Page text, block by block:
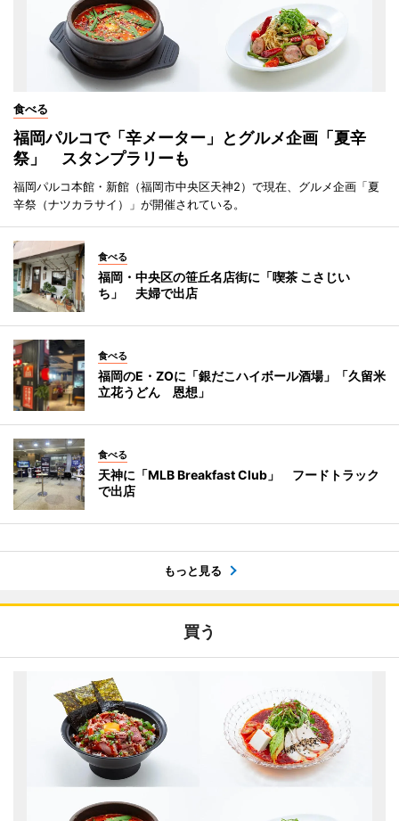
食べる
福岡パルコで「辛メーター」とグルメ企画「夏辛
祭」 スタンプラリーも
福岡パルコ本館・新館（福岡市中央区天神2）で現在、グルメ企画「夏
辛祭（ナツカラサイ）」が開催されている。
食べる
福岡・中央区の笹丘名店街に「喫茶 こさじい
ち」 夫婦で出店
食べる
福岡のE・ZOに「銀だこハイボール酒場」「久留米
立花うどん 恩想」
食べる
天神に「MLB Breakfast Club」 フードトラック
で出店
もっと見る
買う